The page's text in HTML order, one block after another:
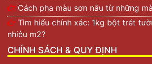
Cách pha màu sơn nâu từ những
Tìm hiểu chính xác: 1kg bột trét
nhiêu m2?
CHÍNH SÁCH & QUY ĐỊNH